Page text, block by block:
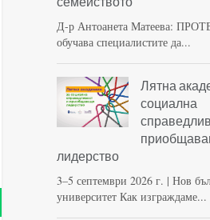
Д-р Антоанета Матеева:
обучава специалистите да...
Лятна
социална
лидерство
3–5 септември 2026 г. | Нов
университет Как изграждаме...